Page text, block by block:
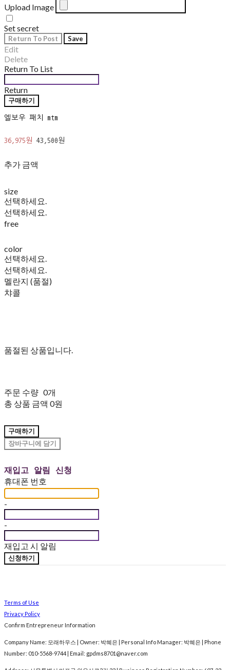
Upload Image
Set secret
Return To Post Save
Edit
Delete
Return To List
Return
구매하기
엘보우 패치 mtm
36,975원 43,500원
추가 금액
size
선택하세요.
선택하세요.
free
color
선택하세요.
선택하세요.
멜란지 (품절)
챠콜
품절된 상품입니다.
주문 수량 0개
총 상품 금액 0원
구매하기
장바구니에 담기
재입고 알림 신청
휴대폰 번호
-
-
재입고 시 알림
신청하기
Terms of Use
Privacy Policy
Confirm Entrepreneur Information
Company Name: 모래하우스 | Owner: 박혜은 | Personal Info Manager: 박혜은 | Phone
Number: 010-5568-9744 | Email: gpdms8701@naver.com